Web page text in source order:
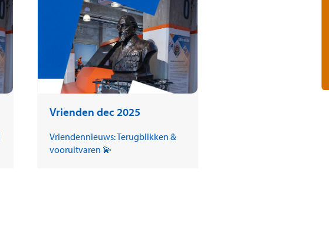
Vrienden dec 2025
Vriendennieuws: Terugblikken &
vooruitvaren 💫